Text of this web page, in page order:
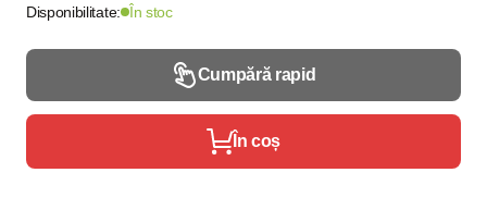
Disponibilitate: În stoc
Cumpără rapid
În coș